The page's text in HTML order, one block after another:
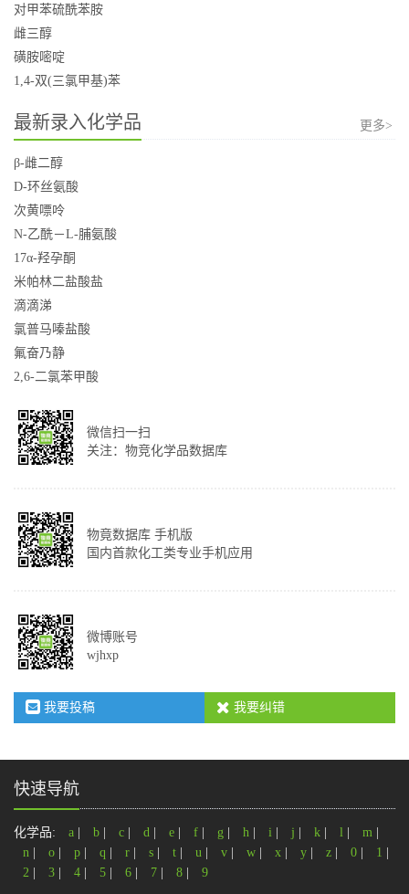
对甲苯硫酰苯胺
雌三醇
磺胺嘧啶
1,4-双(三氯甲基)苯
最新录入化学品 更多>
β-雌二醇
D-环丝氨酸
次黄嘌呤
N-乙酰－L-脯氨酸
17α-羟孕酮
米帕林二盐酸盐
滴滴涕
氯普马嗪盐酸
氟奋乃静
2,6-二氯苯甲酸
微信扫一扫
关注：物竞化学品数据库
物竟数据库 手机版
国内首款化工类专业手机应用
微博账号
wjhxp
我要投稿 我要纠错
快速导航
化学品: a b c d e f g h i j k l m
n
o p q r s t u v w x y z 0 1
2
3 4 5 6 7 8 9